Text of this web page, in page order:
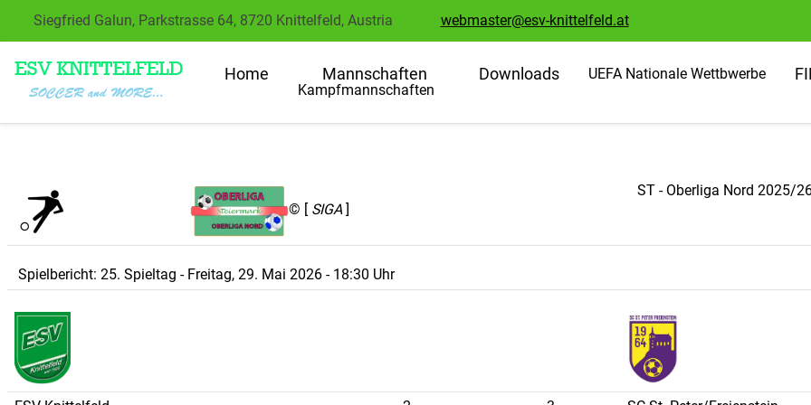
Siegfried Galun, Parkstrasse 64, 8720 Knittelfeld, Austria webmaster@esv-knittelfeld.at
Home Mannschaften
Kampfmannschaften
Downloads UEFA Nationale Wettbwerbe
© [ SIGA]
ST - Oberliga Nord 2025/
Spielbericht: 25. Spieltag - Freitag, 29. Mai 2026 - 18:30 Uhr